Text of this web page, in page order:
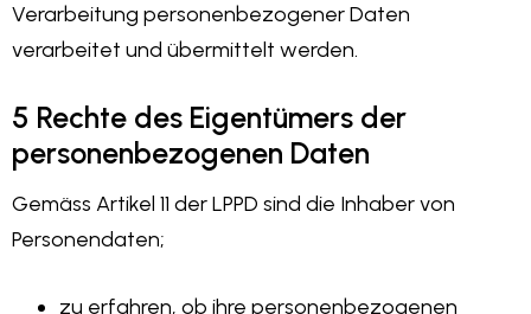
Verarbeitung personenbezogener Daten
verarbeitet und übermittelt werden.
5 Rechte des Eigentümers der
personenbezogenen Daten
Gemäss Artikel 11 der LPPD sind die Inhaber von
Personendaten;
zu erfahren, ob ihre personenbezogenen